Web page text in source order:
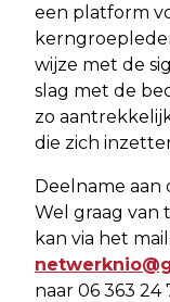
een platform
wijze met de
slag met de
zo
die zich
Deelname aan
Wel graag van
kan via het
naar 06 363 24